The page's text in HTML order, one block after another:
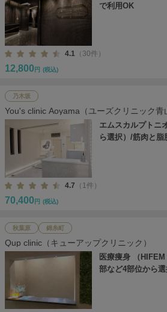
で利用OK
4.1 （30件）
12,800 円 (税込)
乃木坂
You's clinic Aoyama（ユーズクリニック青
エムスカルプトニ
ら選択）/筋肉と脂
4.7 （1件）
70,400 円 (税込)
秋葉原 錦糸町
Qup clinic（キューアップクリニック）
医療痩身 （
部など4部位から選